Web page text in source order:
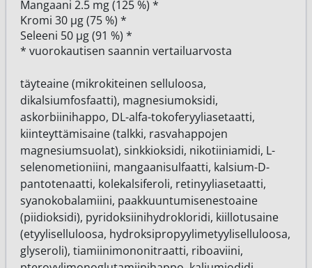
Mangaani 2.5 mg (125 %) *
Kromi 30 µg (75 %) *
Seleeni 50 µg (91 %) *
* vuorokautisen saannin vertailuarvosta
täyteaine (mikrokiteinen selluloosa,
dikalsiumfosfaatti), magnesiumoksidi,
askorbiinihappo, DL-alfa-tokoferyyliasetaatti,
kiinteyttämisaine (talkki, rasvahappojen
magnesiumsuolat), sinkkioksidi, nikotiiniamidi, L-
selenometioniini, mangaanisulfaatti, kalsium-D-
pantotenaatti, kolekalsiferoli, retinyyliasetaatti,
syanokobalamiini, paakkuuntumisenestoaine
(piidioksidi), pyridoksiinihydrokloridi, kiillotusaine
(etyyliselluloosa, hydroksipropyylimetyyliselluloosa,
glyseroli), tiamiinimononitraatti, ribo­aviini,